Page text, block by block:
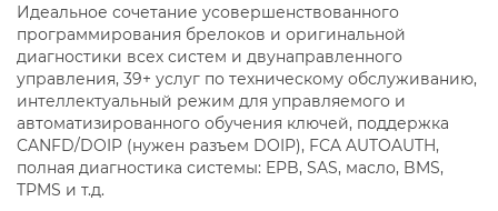
Идеальное сочетание усовершенствованного
программирования брелоков и оригинальной
диагностики всех систем и двунаправленного
управления, 39+ услуг по техническому обслуживанию,
интеллектуальный режим для управляемого и
автоматизированного обучения ключей, поддержка
CANFD/DOIP (нужен разъем DOIP), FCA AUTOAUTH,
полная диагностика системы: EPB, SAS, масло, BMS,
TPMS и т.д.